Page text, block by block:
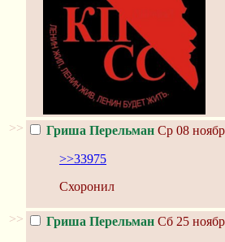
>> Гриша Перельман Ср 08
>>33975
Схоронил
>> Гриша Перельман Сб 25